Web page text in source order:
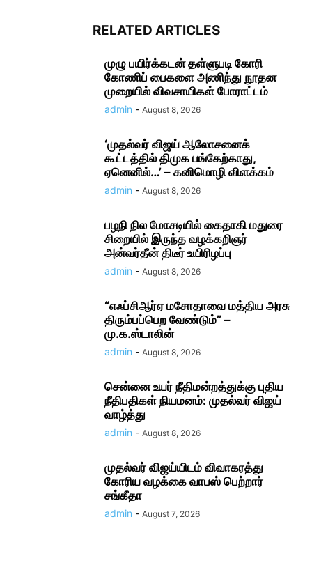
RELATED ARTICLES
முழு பயிர்க்கடன் தள்ளுபடி கோரி
கோணிப் பைகளை அணிந்து நூதன
முறையில் விவசாயிகள் போராட்டம்
admin - August 8, 2026
‘முதல்வர் விஜய் ஆலோசனைக்
கூட்டத்தில் திமுக பங்கேற்காது,
ஏனெனில்…’ – கனிமொழி விளக்கம்
admin - August 8, 2026
பழநி நில மோசடியில் கைதாகி மதுரை
சிறையில் இருந்த வழக்கறிஞர்
அன்வர்தீன் திடீர் உயிரிழப்பு
admin - August 8, 2026
“எஃப்சிஆர்ஏ மசோதாவை மத்திய அரசு
திரும்பப்பெற வேண்டும்” –
மு.க.ஸ்டாலின்
admin - August 8, 2026
சென்னை உயர் நீதிமன்றத்துக்கு புதிய
நீதிபதிகள் நியமனம்: முதல்வர் விஜய்
வாழ்த்து
admin - August 8, 2026
முதல்வர் விஜய்யிடம் விவாகரத்து
கோரிய வழக்கை வாபஸ் பெற்றார்
சங்கீதா
admin - August 7, 2026